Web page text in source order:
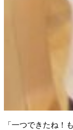
「一つできたね！